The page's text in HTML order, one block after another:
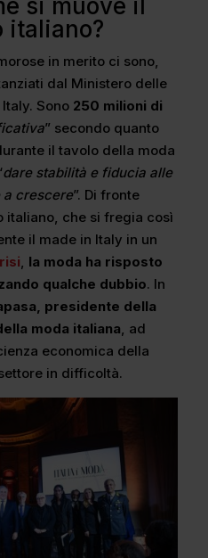
si muove il
italiano?
in merito ci sono,
dal Ministero delle
Sono 250 milioni di
” secondo quanto
il tavolo della moda
dare stabilità e fiducia alle
a crescere”. Di fronte
italiano, che si fregia così
il made in Italy in un
, la moda ha risposto
qualche dubbio. In
presidente della
moda italiana, ad
economica della
in difficoltà.